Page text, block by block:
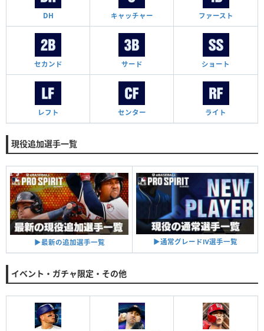
DH キャッチャー ファースト
セカンド サード ショート
レフト センター ライト
現役追加選手一覧
▶︎最新の追加選手一覧 ▶︎通常グレードⅣ選手一覧
イベント・ガチャ限定・その他